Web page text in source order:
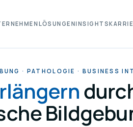
LÖSUNGENINSIGHTS
· PATHOLOGIE · BUSINESS